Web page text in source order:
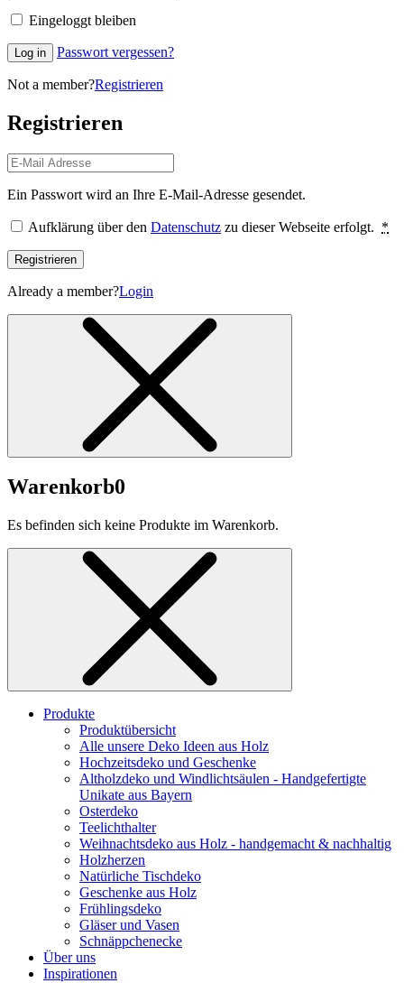
Eingeloggt bleiben
Log in Passwort vergessen?
Not a member?Registrieren
Registrieren
Ein Passwort wird an Ihre E-Mail-Adresse gesendet.
Aufklärung über den Datenschutz zu dieser Webseite erfolgt. *
Registrieren
Already a member?Login
Warenkorb0
Es befinden sich keine Produkte im Warenkorb.
Produkte
Produktübersicht
Alle unsere Deko Ideen aus Holz
Hochzeitsdeko und Geschenke
Altholzdeko und Windlichtsäulen - Handgefertigte
Unikate aus Bayern
Osterdeko
Teelichthalter
Weihnachts­deko aus Holz - handgemacht & nachhaltig
Holzherzen
Natürliche Tischdeko
Geschenke aus Holz
Frühlingsdeko
Gläser und Vasen
Schnäppchenecke
Über uns
Inspirationen